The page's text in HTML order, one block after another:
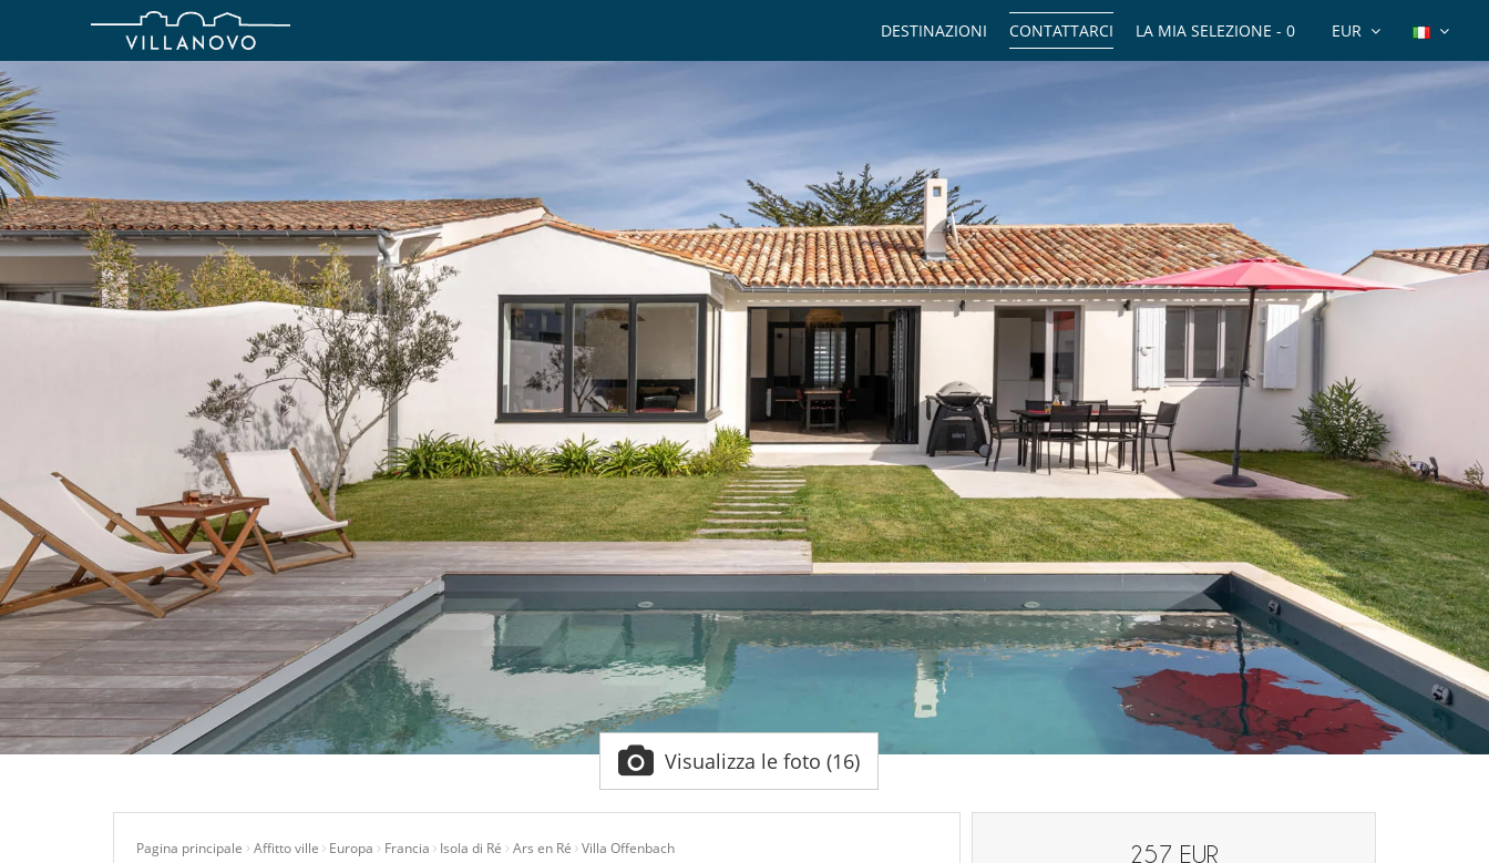
EUR
LA MIA SELEZIONE - 0
CONTATTARCI
DESTINAZIONI
Visualizza le foto (16)
Pagina principale Affitto ville Europa Francia Isola di Ré Ars en Ré Villa Offenbach 257 EUR